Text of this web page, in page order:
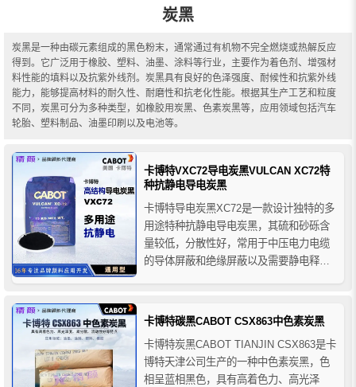
炭黑
炭黑是一种由碳元素组成的黑色粉末，通常通过有机物不完全燃烧或热解反应
得到。它广泛用于橡胶、塑料、油墨、涂料等行业，主要作为着色剂、增强材
料性能的填料以及抗紫外线剂。炭黑具有良好的色泽强度、耐候性和抗紫外线
能力，能够提高材料的耐久性、耐磨性和抗老化性能。根据其生产工艺和粒度
不同，炭黑可分为多种类型，如橡胶用炭黑、色素炭黑等，应用领域包括汽车
轮胎、塑料制品、油墨印刷以及电池等。
卡博特VXC72导电炭黑VULCAN XC72特
种抗静电导电炭黑
卡博特导电炭黑XC72是一款设计独特的多
用途特种抗静电导电炭黑，其硫和砂砾含
量较低，分散性好，常用于中压电力电缆
的导体屏蔽和绝缘屏蔽以及需要静电释放
低，VXC72特种导电炭黑经过多年实践证
明在导电应用中具有优良的性能表现，让
配料员有信心在广...
卡博特碳黑CABOT CSX863中色素炭黑
卡博特炭黑CABOT TIANJIN CSX863是卡
博特天津公司生产的一种中色素炭黑，色
相呈蓝相黑色，具有高着色力、高光泽